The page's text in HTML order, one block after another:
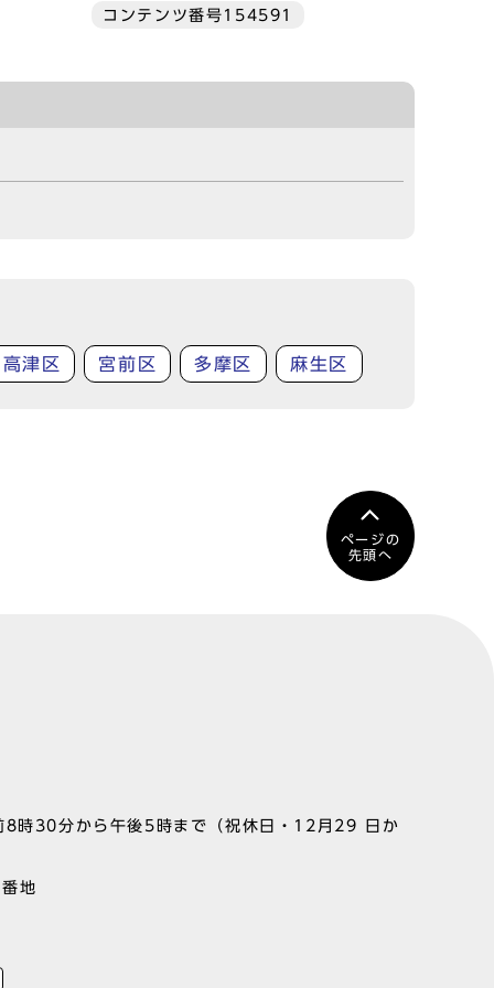
コンテンツ番号154591
高津区 宮前区 多摩区 麻生区
ページの
先頭へ
8時30分から午後5時まで（祝休日・12月29 日か
地